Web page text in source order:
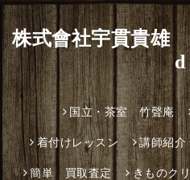
株式會社宇貫貴
d
国立・茶室 竹聲庵
着付けレッスン 講師紹介
簡単 買取査定 きものク